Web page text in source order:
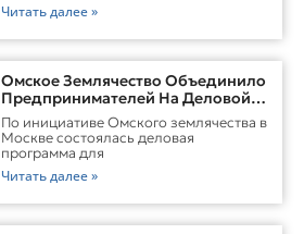
Читать далее »
Омское Землячество Объединило
Предпринимателей На Деловой
Встрече В Москве
По инициативе Омского землячества в
Москве состоялась деловая
программа для
Читать далее »